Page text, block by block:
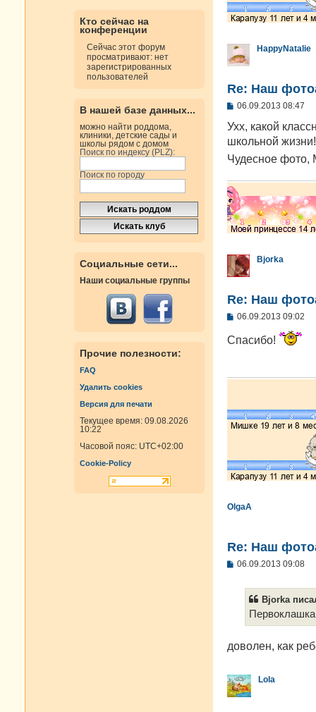
Кто сейчас на
конференции
Сейчас этот форум
просматривают: нет
зарегистрированных
пользователей
В нашей базе данных...
можно найти роддома,
клиники, детские сады и
школы рядом с домом
Поиск по индексу (PLZ):
Поиск по городу
Социальные сети...
Наши социальные группы
Прочие полезности:
FAQ
Удалить cookies
Версия для печати
Текущее время: 09.08.2026
10:22
Часовой пояс: UTC+02:00
Cookie-Policy
HappyNatalie
Re: Наш
С
о
щ
н
е
06.09.2013 08:47
Ухх, какой
школьной жизни!
Чудесное
Bjorka
Re: Наш
С
о
б
06.09.2013 09:02
Спасибо!
OlgaA
Re: Наш
С
е
06.09.2013 09:08
Bjorka
доволен, как
Lola